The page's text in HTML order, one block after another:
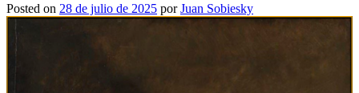
Posted on 28 de julio de 2025 porJuan Sobiesky